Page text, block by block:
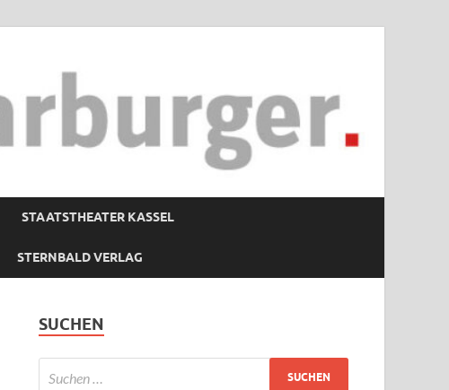
STAATSTHEATER KASSEL
STERNBALD VERLAG
SUCHEN